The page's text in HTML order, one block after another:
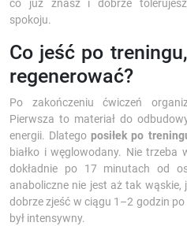
co już znasz i dobrze
spokoju.
Co jeść po
regenerować?
Po zakończeniu ćwiczeń
Pierwsza to materiał do
energii. Dlategoposiłek po
białko i węglowodany. Nie trzeba
dokładnie po 17 minutach od
anaboliczne nie jest aż tak
dobrze zjeść w ciągu 1–2 godzin po
był intensywny.